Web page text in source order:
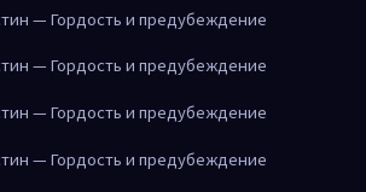
— Гордость и предубеждение
— Гордость и предубеждение
— Гордость и предубеждение
— Гордость и предубеждение